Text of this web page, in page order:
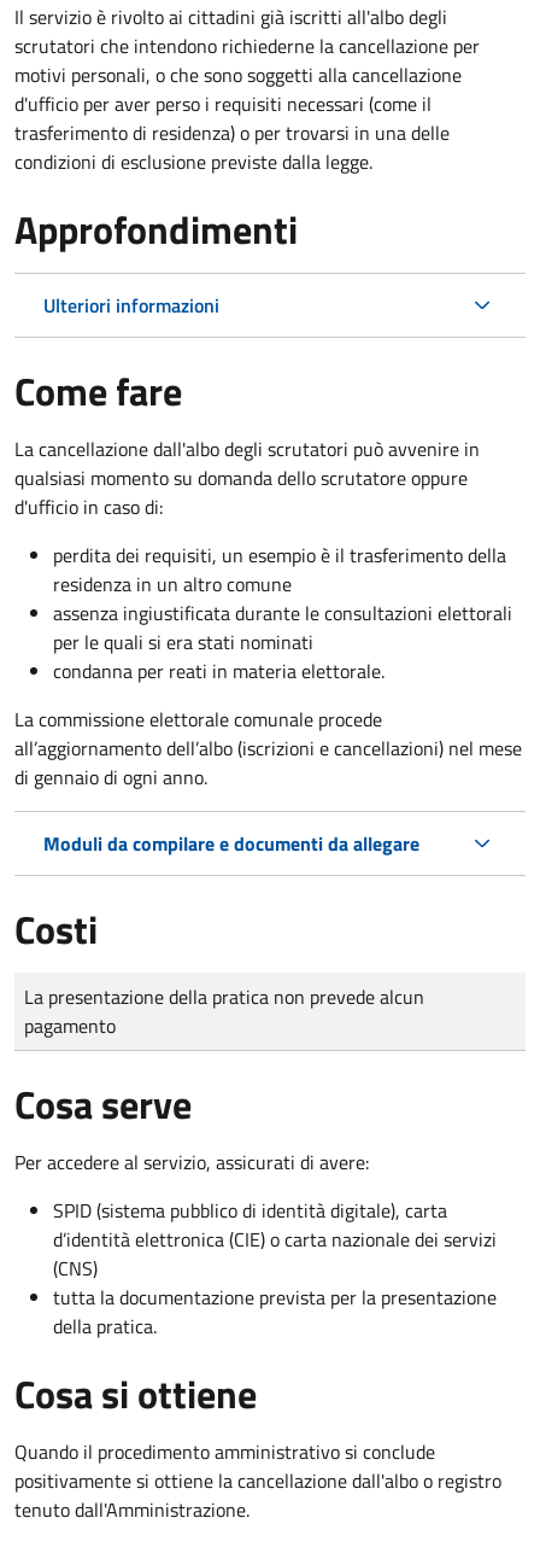
Il servizio è rivolto ai cittadini già iscritti all'albo degli
scrutatori che intendono richiederne la cancellazione per
motivi personali, o che sono soggetti alla cancellazione
d'ufficio per aver perso i requisiti necessari (come il
trasferimento di residenza) o per trovarsi in una delle
condizioni di esclusione previste dalla legge.
Approfondimenti
Ulteriori informazioni
Come fare
La cancellazione dall'albo degli scrutatori può avvenire in
qualsiasi momento su domanda dello scrutatore oppure
d'ufficio in caso di:
perdita dei requisiti, un esempio è il trasferimento della
residenza in un altro comune
assenza ingiustificata durante le consultazioni elettorali
per le quali si era stati nominati
condanna per reati in materia elettorale.
La commissione elettorale comunale procede
all’aggiornamento dell’albo (iscrizioni e cancellazioni) nel mese
di gennaio di ogni anno.
Moduli da compilare e documenti da allegare
Costi
Tipo di pagamento
Importo
La presentazione della pratica non prevede alcun
pagamento
Cosa serve
Per accedere al servizio, assicurati di avere:
SPID (sistema pubblico di identità digitale), carta
d’identità elettronica (CIE) o carta nazionale dei servizi
(CNS)
tutta la documentazione prevista per la presentazione
della pratica.
Cosa si ottiene
Quando il procedimento amministrativo si conclude
positivamente si ottiene la cancellazione dall'albo o registro
tenuto dall'Amministrazione.